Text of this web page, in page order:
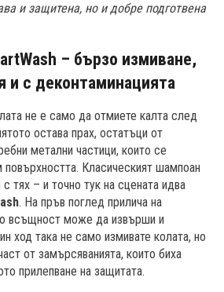
и защитена, но и добре подготвена
– бързо измиване,
и с деконтаминацията
не е само да отмиете калта след
остава прах, остатъци от
метални частици, които се
Класическият шампоан
тях – и точно тук на сцената идва
. На пръв поглед прилича на
всъщност може да извърши и
ход така не само измивате колата, но
от замърсяванията, които биха
прилепване на защитата.